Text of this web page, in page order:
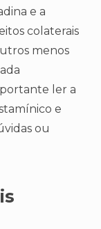
e a
colaterais
menos
ler a
e
ou